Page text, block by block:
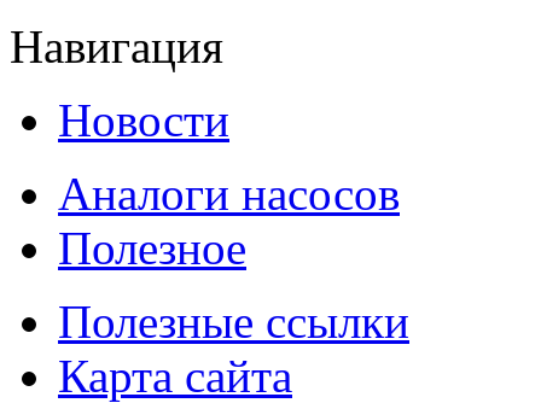
Навигация
Новости
Аналоги насосов
Полезное
Полезные ссылки
Карта сайта